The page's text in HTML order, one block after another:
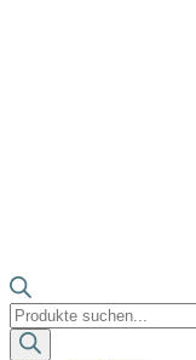
Products
search